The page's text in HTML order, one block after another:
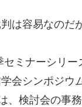
は容易なのだ
セミナーシリ
会シンポジウ
、検討会の事